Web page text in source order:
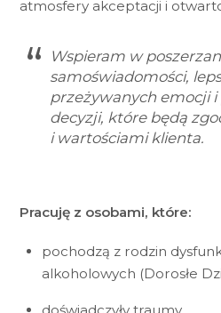
atmosfery akceptacji i
Wspieram w
samoświadomości,
przeżywanych emocji
decyzji, które będą
i wartościami klienta.
Pracuję z osobami, które:
pochodzą z rodzin
alkoholowych (Dorosłe
doświadczyły traumy